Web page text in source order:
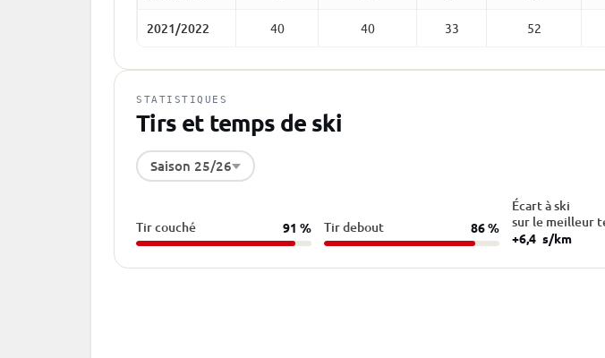
2021/2022 40 40 33 52
STATISTIQUES
Tirs et temps de ski
Saison 25/26
Tir couché 91 % Tir debout 86 %
Écart à ski
sur le meilleur
+6,4 s/km